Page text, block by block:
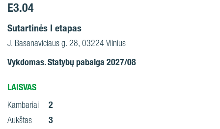
E3.04
Sutartinės I etapas
J. Basanaviciaus g. 28, 03224 Vilnius
Vykdomas. Statybų pabaiga 2027/08
LAISVAS
Kambariai 2
Aukštas 3